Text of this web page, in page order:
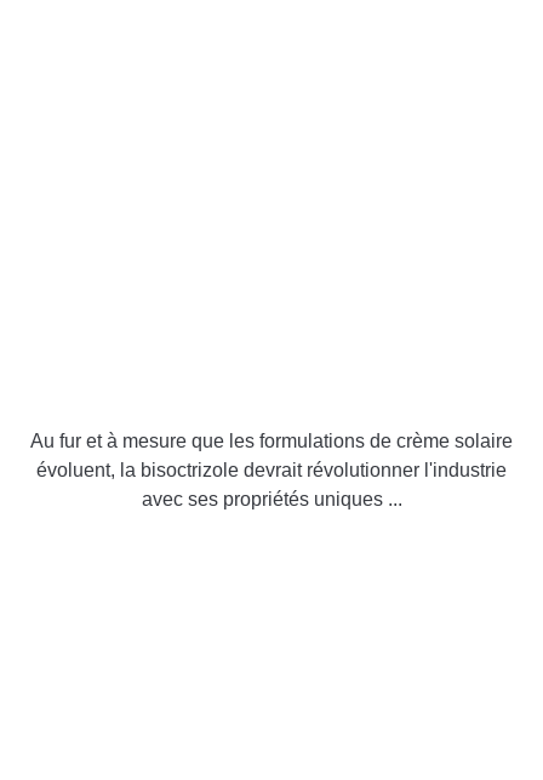
Au fur et à mesure que les formulations de crème solaire
évoluent, la bisoctrizole devrait révolutionner l'industrie
avec ses propriétés uniques ...